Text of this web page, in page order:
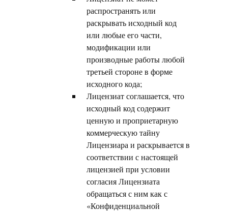
распространять или
раскрывать исходный код
или любые его части,
модификации или
производные работы любой
третьей стороне в форме
исходного кода;
Лицензиат соглашается, что
исходный код содержит
ценную и проприетарную
коммерческую тайну
Лицензиара и раскрывается в
соответствии с настоящей
лицензией при условии
согласия Лицензиата
обращаться с ним как с
«Конфиденциальной